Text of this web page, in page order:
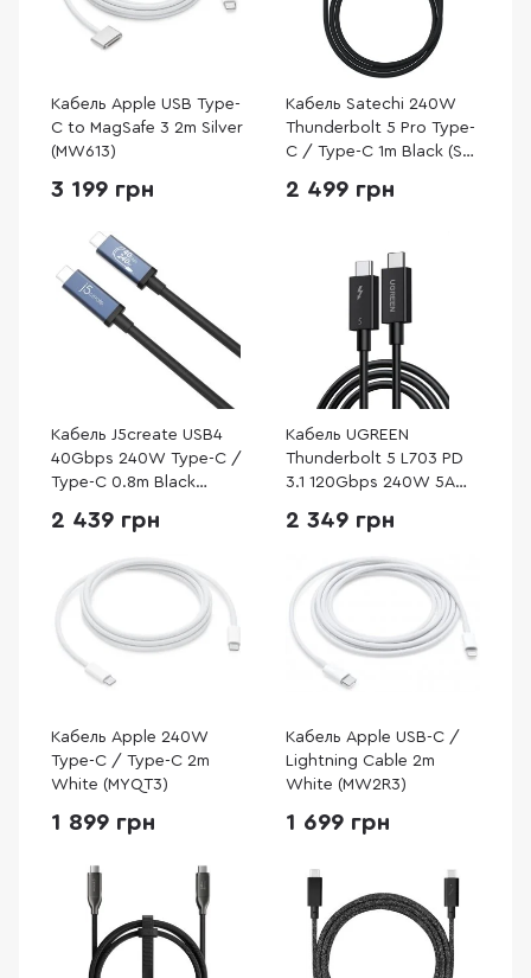
Кабель Apple USB Type-
C to MagSafe 3 2m Silver
(MW613)
3 199 грн
Кабель Satechi 240W
Thunderbolt 5 Pro Type-
C / Type-C 1m Black (ST-
2 499 грн
Кабель J5create USB4
40Gbps 240W Type-C /
Type-C 0.8m Black
2 439 грн
Кабель UGREEN
Thunderbolt 5 L703 PD
3.1 120Gbps 240W 5A
Black (45996)
2 349 грн
Кабель Apple 240W
Type-C / Type-C 2m
White (MYQT3)
1 899 грн
Кабель Apple USB-C /
Lightning Cable 2m
White (MW2R3)
1 699 грн